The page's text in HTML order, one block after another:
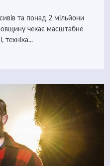
та понад 2 мільйони
чекає масштабне
техніка...